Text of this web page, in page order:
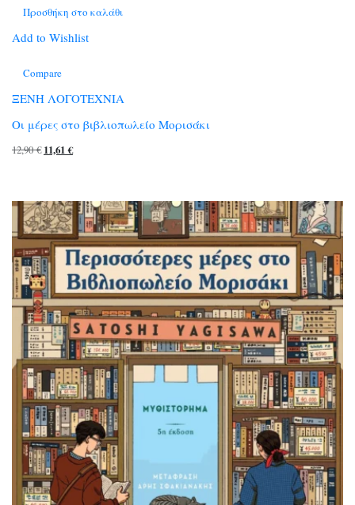
Προσθήκη στο καλάθι
Add to Wishlist
Compare
ΞΕΝΗ ΛΟΓΟΤΕΧΝΙΑ
Οι μέρες στο βιβλιοπωλείο Μορισάκι
12,90€ Original
12,90 €.
11,61€Η
είναι:
11,61 €.